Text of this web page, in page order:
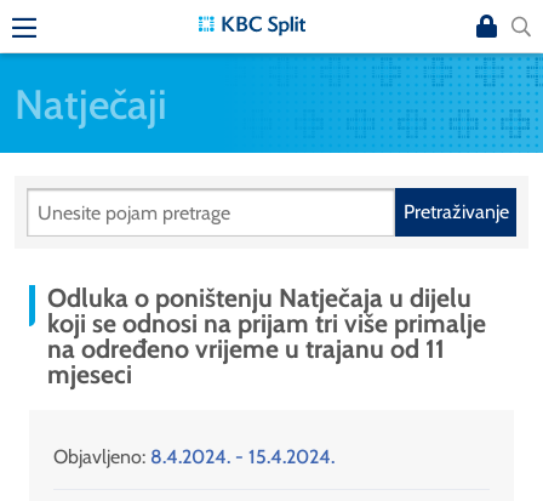
Natječaji
Pretraživanje
Odluka o poništenju Natječaja u dijelu
koji se odnosi na prijam tri više primalje
na određeno vrijeme u trajanu od 11
mjeseci
Objavljeno: 8.4.2024. - 15.4.2024.